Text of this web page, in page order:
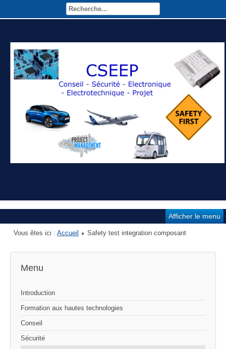
Afficher le menu
Vous êtes ici : Accueil Safety test integration composant
Menu
Introduction
Formation aux hautes technologies
Conseil
Sécurité